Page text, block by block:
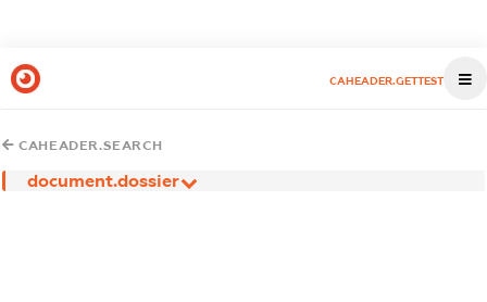
CAHEADER.GETTEST
CAHEADER.SEARCH
document.dossier